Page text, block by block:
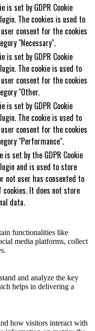
is set by GDPR Cookie
The cookies is used to
consent for the cookies
"Necessary".
is set by GDPR Cookie
The cookie is used to
consent for the cookies
"Other.
is set by GDPR Cookie
The cookie is used to
consent for the cookies
"Performance".
is set by the GDPR Cookie
and is used to store
not user has consented to
cookies. It does not store
data.
functionalities like
media platforms, collect
and analyze the key
helps in delivering a
how visitors interact with